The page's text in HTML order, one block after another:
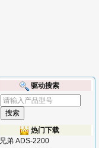
驱动搜索
热门下载
兄弟 ADS-2200